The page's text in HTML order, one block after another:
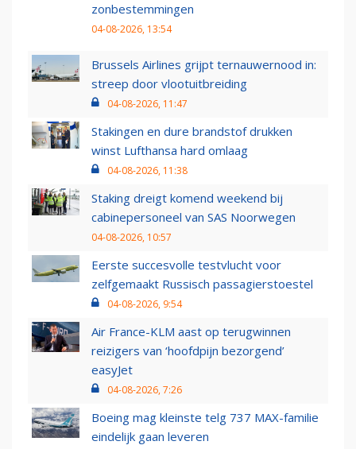
zonbestemmingen
04-08-2026, 13:54
Brussels Airlines grijpt ternauwernood in:
streep door vlootuitbreiding
04-08-2026, 11:47
Stakingen en dure brandstof drukken
winst Lufthansa hard omlaag
04-08-2026, 11:38
Staking dreigt komend weekend bij
cabinepersoneel van SAS Noorwegen
04-08-2026, 10:57
Eerste succesvolle testvlucht voor
zelfgemaakt Russisch passagierstoestel
04-08-2026, 9:54
Air France-KLM aast op terugwinnen
reizigers van ‘hoofdpijn bezorgend’
easyJet
04-08-2026, 7:26
Boeing mag kleinste telg 737 MAX-familie
eindelijk gaan leveren